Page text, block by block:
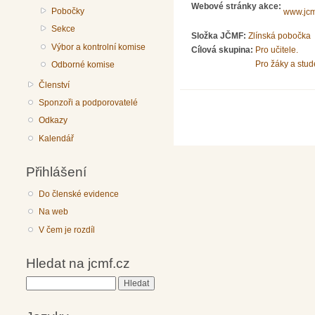
Pobočky
Sekce
Výbor a kontrolní komise
Odborné komise
Členství
Sponzoři a podporovatelé
Odkazy
Kalendář
Přihlášení
Do členské evidence
Na web
V čem je rozdíl
Hledat na jcmf.cz
Webové stránky akce:
Složka JČMF: Zlínská pobočka
Cílová skupina: Pro učitele.
Pro žáky a